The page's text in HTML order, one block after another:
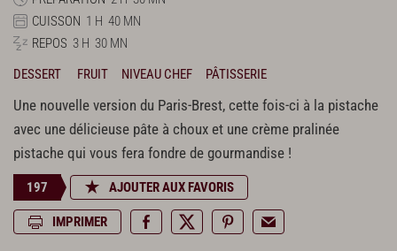
CUISSON 1 H 40 MN
REPOS 3 H 30 MN
DESSERT
FRUIT NIVEAU CHEF PÂTISSERIE
Une nouvelle version du Paris-Brest, cette fois-ci à la pistache
avec une délicieuse pâte à choux et une crème pralinée
pistache qui vous fera fondre de gourmandise !
197 AJOUTER AUX FAVORIS
IMPRIMER